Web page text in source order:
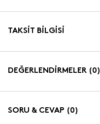
TAKSIT BILGISI
DEĞERLENDİRMELER (0)
SORU & CEVAP (0)